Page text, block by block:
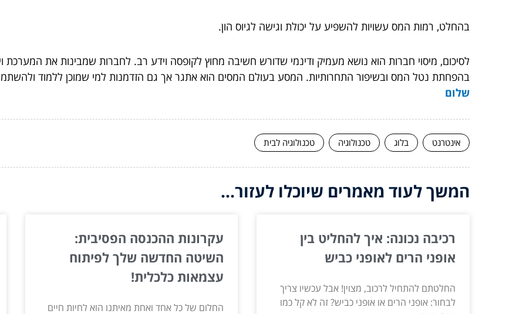
בהחלט, רמות המס עשויות להשפיע על יכולת וגישה לגיוס הון.
לסיכום, מיסוי חברות הוא נושא מעמיק ודינמי שדורש חשיבה מחוץ לקופסה וידע רב. לחברות שמבינות את המערכת
בהפחתת נטל המס ובשיפור התחרותיות. המסע בעולם המסים הוא אתגר אך גם הזדמנות למי שמוכן ללמוד
שלום
אינטרנט בלוג טכנולוגיה טכנולוגיה לבית
המשך לעוד מאמרים שיוכלו לעזור...
רכיבה נכונה: איך להחליט בין
אופני הרים לאופני כביש
החלטתם להתחיל לרכוב, מצוין! אבל עכשיו צריך
לבחור: אופני הרים או אופני כביש? זה לא קל כמו
עקרונות ההכנסה הפסיבית:
השיטה החדשה שלך לפיתוח
עצמאות כלכלית!
החלום של כל אחד ואחת מאיתנו הוא לחיות חיים